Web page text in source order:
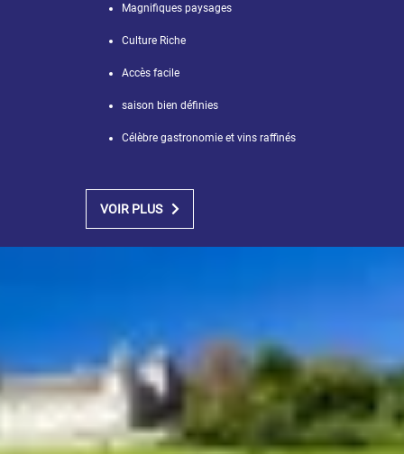
Magnifiques paysages
Culture Riche
Accès facile
saison bien définies
Célèbre gastronomie et vins raffinés
VOIR PLUS